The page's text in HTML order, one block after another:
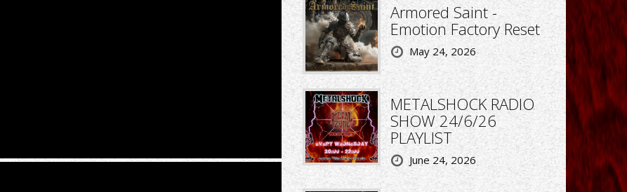
Armored Saint -
Emotion Factory Reset
May 24, 2026
METALSHOCK RADIO
SHOW 24/6/26
PLAYLIST
June 24, 2026